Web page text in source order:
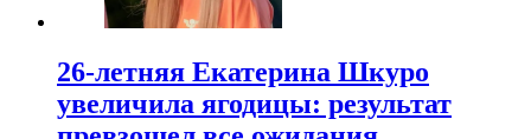
26-летняя Екатерина Шкуро
увеличила ягодицы: результат